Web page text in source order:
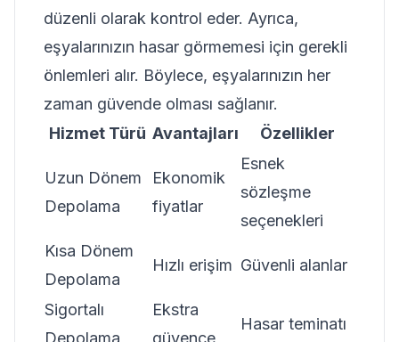
düzenli olarak kontrol eder. Ayrıca,
eşyalarınızın hasar görmemesi için gerekli
önlemleri alır. Böylece, eşyalarınızın her
zaman güvende olması sağlanır.
Hizmet Türü Avantajları Özellikler
Uzun Dönem
Depolama
Ekonomik
fiyatlar
Esnek
sözleşme
seçenekleri
Kısa Dönem
Depolama
Hızlı erişim Güvenli alanlar
Sigortalı
Depolama
Ekstra
güvence
Hasar teminatı